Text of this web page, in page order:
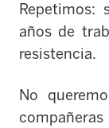
Repetimos:
años de
resistencia.
No